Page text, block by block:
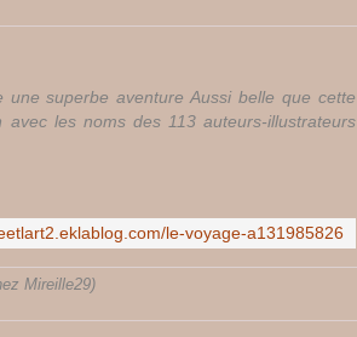
une superbe aventure Aussi belle que cette
les noms des 113 auteurs-illustrateurs
le-voyage-a131985826
Mireille29)